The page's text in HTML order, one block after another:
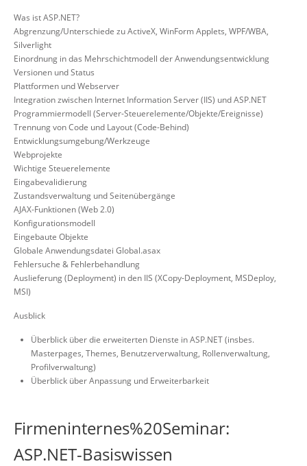
Was ist ASP.NET?
Abgrenzung/Unterschiede zu ActiveX, WinForm Applets, WPF/WBA,
Silverlight
Einordnung in das Mehrschichtmodell der Anwendungsentwicklung
Versionen und Status
Plattformen und Webserver
Integration zwischen Internet Information Server (IIS) und ASP.NET
Programmiermodell (Server-Steuerelemente/Objekte/Ereignisse)
Trennung von Code und Layout (Code-Behind)
Entwicklungsumgebung/Werkzeuge
Webprojekte
Wichtige Steuerelemente
Eingabevalidierung
Zustandsverwaltung und Seitenübergänge
AJAX-Funktionen (Web 2.0)
Konfigurationsmodell
Eingebaute Objekte
Globale Anwendungsdatei Global.asax
Fehlersuche & Fehlerbehandlung
Auslieferung (Deployment) in den IIS (XCopy-Deployment, MSDeploy,
MSI)
Ausblick
Überblick über die erweiterten Dienste in ASP.NET (insbes.
Masterpages, Themes, Benutzerverwaltung, Rollenverwaltung,
Profilverwaltung)
Überblick über Anpassung und Erweiterbarkeit
Firmeninternes%20Seminar:
ASP.NET-Basiswissen